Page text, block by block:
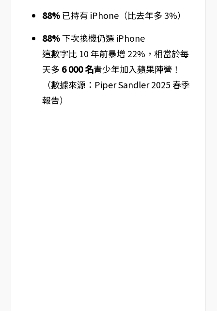
88%已持有 iPhone（比去年多 3%）
88%下次換機仍選 iPhone
這數字比 10 年前暴增 22%，相當於每
天多 6 000 名青少年加入蘋果陣營！
（數據來源：Piper Sandler 2025 春季
報告）